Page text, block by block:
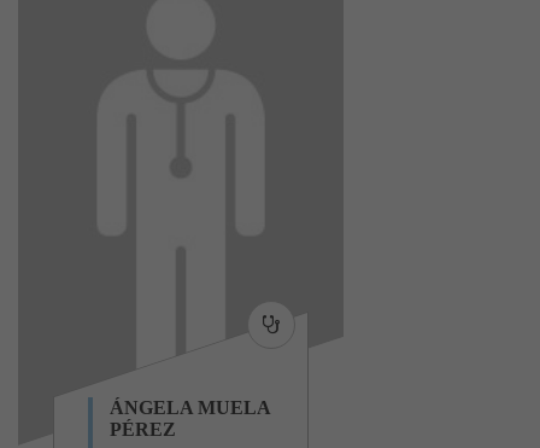
ÁNGELA MUELA
PÉREZ